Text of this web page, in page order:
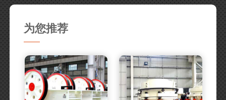
为您推荐